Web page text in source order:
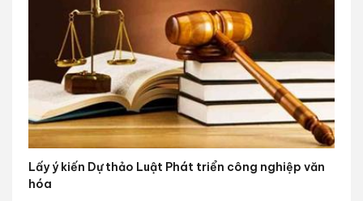
Lấy ý kiến Dự thảo Luật Phát triển công nghiệp văn
hóa